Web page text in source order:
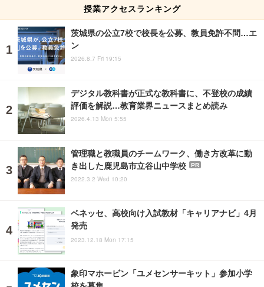
授業アクセスランキング
茨城県の公立7校で校長を公募、教員免許不問…エ
ン
2026.8.7 Fri 19:15
デジタル教科書が正式な教科書に、不登校の成績
評価を解説…教育業界ニュースまとめ読み
2026.4.13 Mon 5:55
管理職と教職員のチームワーク、働き方改革に動
き出した鹿児島市立谷山中学校
PR
2022.3.2 Wed 10:20
ベネッセ、高校向け入試教材「キャリアナビ」4月
発売
2023.12.18 Mon 17:15
象印マホービン「ユメセンサーキット」参加小学